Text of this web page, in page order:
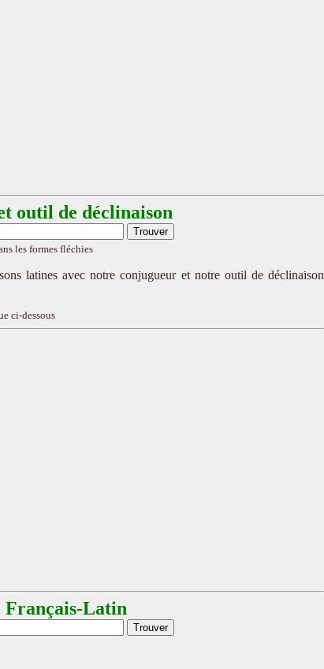
outil de déclinaison
les formes fléchies
latines avec notre conjugueur et notre outil de déclinaison
ci-dessous
Latin